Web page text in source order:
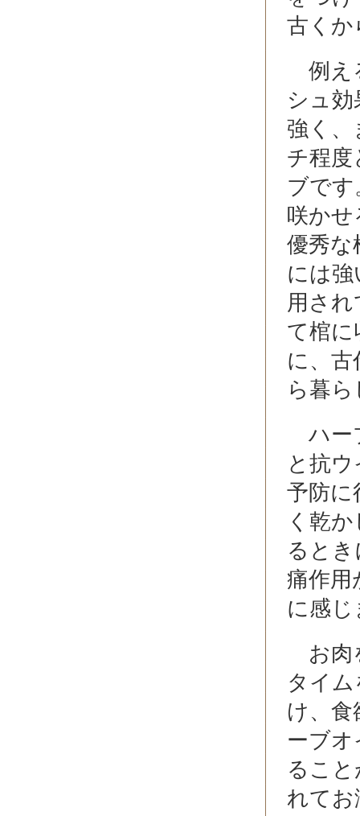
古くか
例え
シュ
強く、
チ程
ブで
咲か
優秀な
には
用さ
て棺に
に、
ら暮
ハー
と抗
予防に
く乾
ると
痛作用
に感
お肉
タイ
け、
ーブ
るこ
れて